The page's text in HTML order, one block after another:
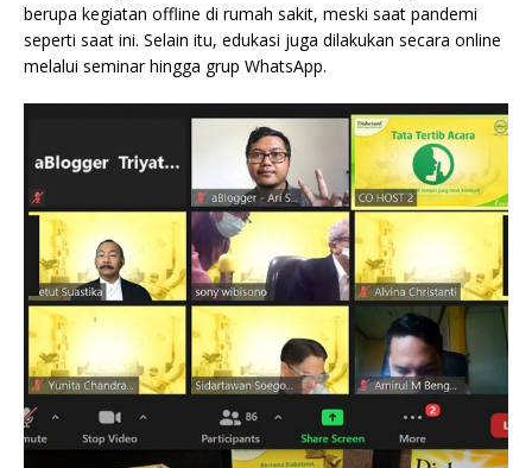
berupa kegiatan offline di rumah sakit, meski saat pandemi
seperti saat ini. Selain itu, edukasi juga dilakukan secara online
melalui seminar hingga grup WhatsApp.